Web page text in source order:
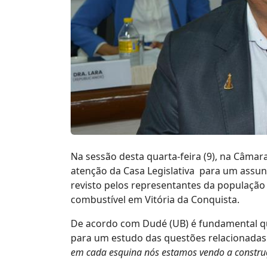
Na sessão desta quarta-feira (9), na
atenção da Casa Legislativa para um
revisto pelos representantes da
combustível em Vitória da Conquista.
De acordo com Dudé (UB) é fundamental
para um estudo das questões
em cada esquina nós estamos vendo a